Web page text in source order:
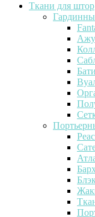
Ткани для штор